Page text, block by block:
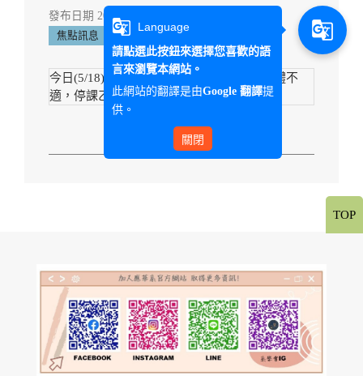
發布日期 2026-05-18 14:59:00
焦點訊息
今日(5/18) 8-9 節紅樓夢選讀，由於教師身體不
適，停課乙次，補課時間將另行公告!!
TOP
g_translate Language
請點選此按鈕來選擇您喜歡的語
言來瀏覽本網站。
此網站的翻譯是由Google 翻譯提
供。
關閉
g_translate